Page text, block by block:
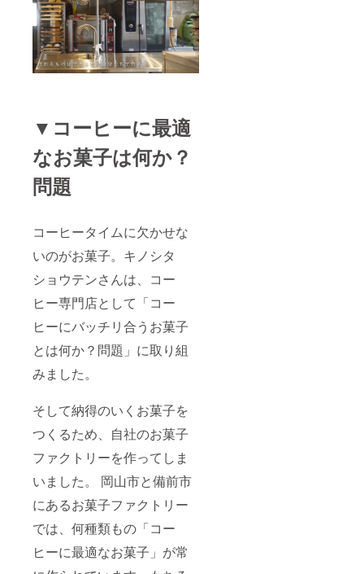
▼コーヒーに最適
なお菓子は何か？
問題
コーヒータイムに欠かせな
いのがお菓子。キノシタ
ショウテンさんは、コー
ヒー専門店として「コー
ヒーにバッチリ合うお菓子
とは何か？問題」に取り組
みました。
そして納得のいくお菓子を
つくるため、自社のお菓子
ファクトリーを作ってしま
いました。 岡山市と備前市
にあるお菓子ファクトリー
では、何種類もの「コー
ヒーに最適なお菓子」が常